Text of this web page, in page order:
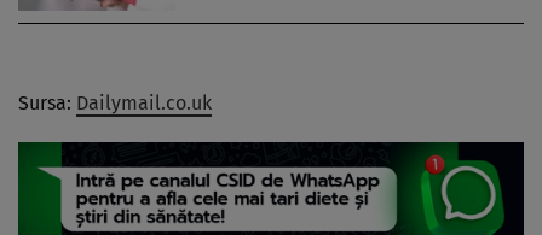
Sursa: Dailymail.co.uk